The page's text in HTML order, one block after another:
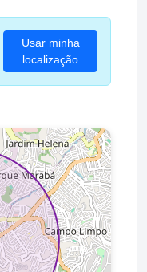
Usar minha
localização